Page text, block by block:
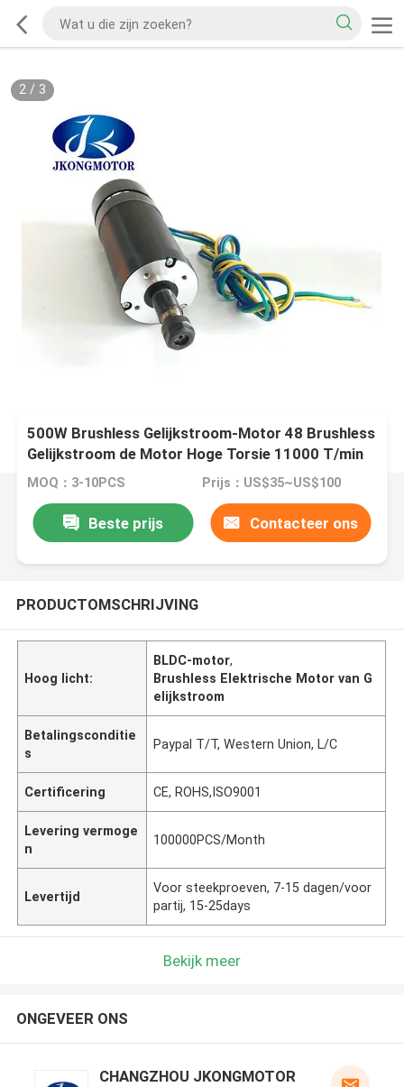
2/ 3
500W Brushless Gelijkstroom-Motor 48 Brushless
Gelijkstroom de Motor Hoge Torsie 11000 T/min
Mini Round Spindle Motor ER11 van V
MOQ：3-10PCS Prijs：US$35~US$100
Beste prijs Contacteer ons
PRODUCTOMSCHRIJVING
Hoog licht:
BLDC-motor,
Brushless Elektrische Motor van G
elijkstroom
Betalingsconditie
s
Paypal T/T, Western Union, L/C
Certificering CE, ROHS,ISO9001
Levering vermoge
n
100000PCS/Month
Levertijd
Voor steekproeven, 7-15 dagen/voor
partij, 15-25days
Bekijk meer
ONGEVEER ONS
CHANGZHOU JKONGMOTOR